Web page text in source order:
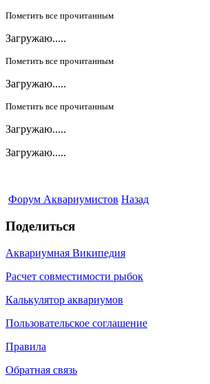
Пометить все прочитанным
Загружаю.....
Пометить все прочитанным
Загружаю.....
Пометить все прочитанным
Загружаю.....
Загружаю.....
Форум Аквариумистов Назад
Поделиться
Аквариумная Википедия
Расчет совместимости рыбок
Калькулятор аквариумов
Пользовательское соглашение
Правила
Обратная связь